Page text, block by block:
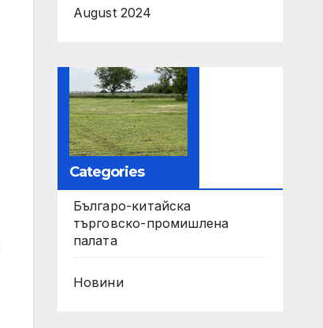
August 2024
Categories
Българо-китайска
търговско-промишлена
палата
Новини